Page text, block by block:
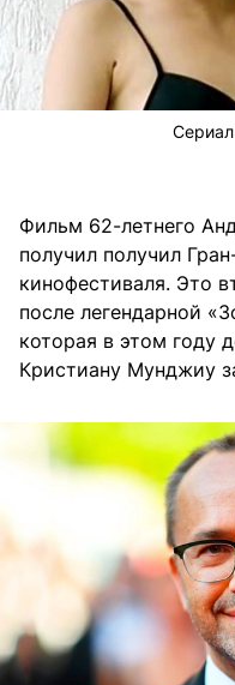
Фильм 62-летнего
получил получил
кинофестиваля. Это
после легендарной
которая в этом году
Кристиану Мунджиу